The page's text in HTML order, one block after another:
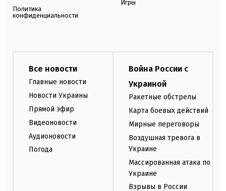
Политика
конфиденциальности
Игры
Все новости
Главные новости
Новости Украины
Прямой эфир
Видеоновости
Аудионовости
Погода
Война России с
Украиной
Ракетные обстрелы
Карта боевых действий
Мирные переговоры
Воздушная тревога в
Украине
Массированная атака по
Украине
Взрывы в России